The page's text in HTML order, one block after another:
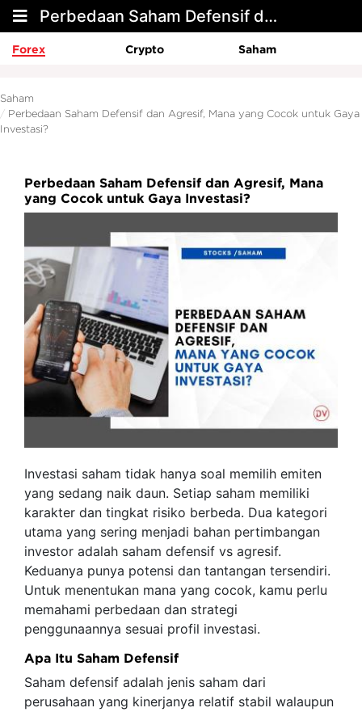
Perbedaan Saham Defensif dan Agresif, Mana yang Cocok untuk Gaya Investasi?
Forex Crypto Saham
Saham
Perbedaan Saham Defensif dan Agresif, Mana yang Cocok untuk Gaya
Investasi?
Perbedaan Saham Defensif dan Agresif, Mana
yang Cocok untuk Gaya Investasi?
Investasi saham tidak hanya soal memilih emiten
yang sedang naik daun. Setiap saham memiliki
karakter dan tingkat risiko berbeda. Dua kategori
utama yang sering menjadi bahan pertimbangan
investor adalah saham defensif vs agresif.
Keduanya punya potensi dan tantangan tersendiri.
Untuk menentukan mana yang cocok, kamu perlu
memahami perbedaan dan strategi
penggunaannya sesuai profil investasi.
Apa Itu Saham Defensif
Saham defensif adalah jenis saham dari
perusahaan yang kinerjanya relatif stabil walaupun